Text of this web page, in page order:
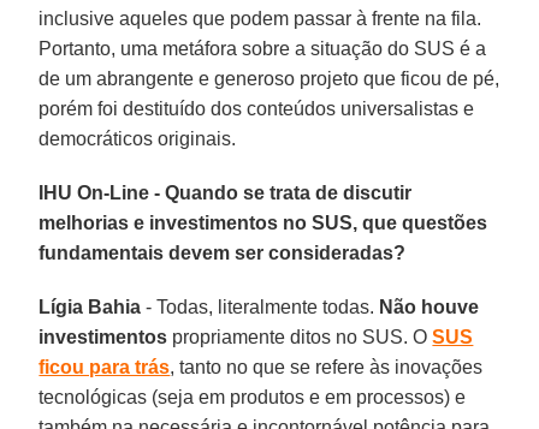
inclusive aqueles que podem passar à frente na fila.
Portanto, uma metáfora sobre a situação do SUS é a
de um abrangente e generoso projeto que ficou de pé,
porém foi destituído dos conteúdos universalistas e
democráticos originais.
IHU On-Line - Quando se trata de discutir
melhorias e investimentos no SUS, que questões
fundamentais devem ser consideradas?
Lígia Bahia - Todas, literalmente todas. Não houve
investimentos propriamente ditos no SUS. OSUS
ficou para trás, tanto no que se refere às inovações
tecnológicas (seja em produtos e em processos) e